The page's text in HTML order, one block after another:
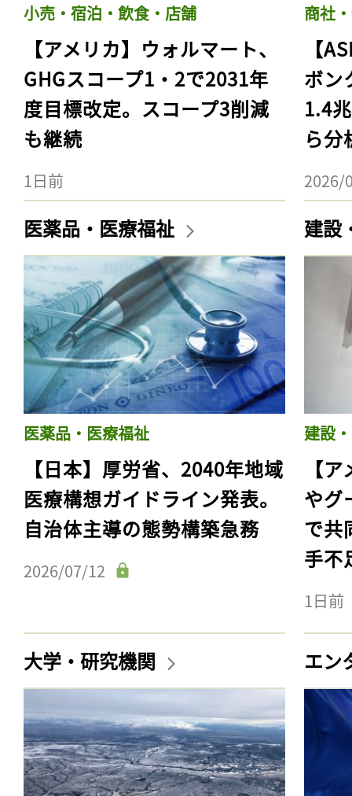
小売・宿泊・飲食・店舗
【アメリカ】ウォルマート、
GHGスコープ1・2で2031年
度目標改定。スコープ3削減
も継続
1日前
商社
【
ボン
1.4
ら分
2026/
医薬品・医療福祉
医薬品・医療福祉
【日本】厚労省、2040年地域
医療構想ガイドライン発表。
自治体主導の態勢構築急務
2026/07/12
建設
建設
【
やグ
で共
手不
1日前
大学・研究機関 エン